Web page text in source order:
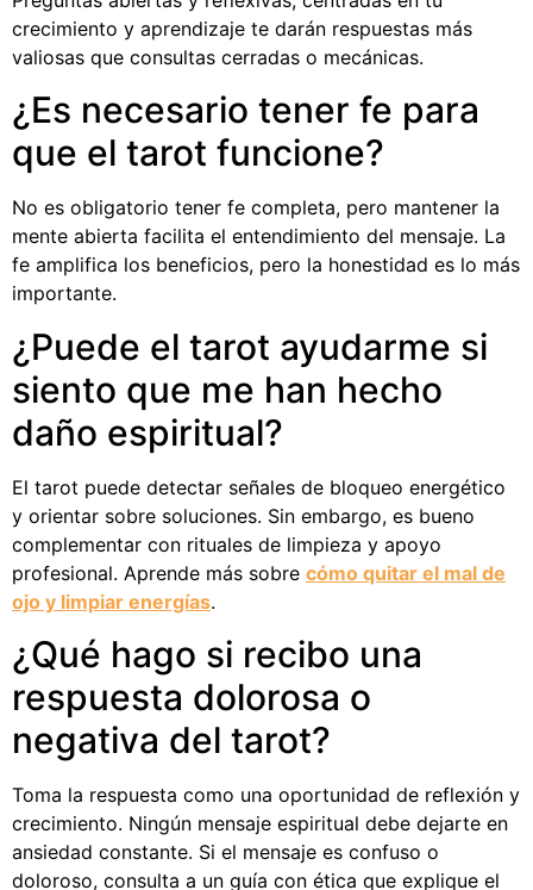
crecimiento y aprendizaje te darán respuestas más
valiosas que consultas cerradas o mecánicas.
¿Es necesario tener fe para
que el tarot funcione?
No es obligatorio tener fe completa, pero mantener la
mente abierta facilita el entendimiento del mensaje. La
fe amplifica los beneficios, pero la honestidad es lo más
importante.
¿Puede el tarot ayudarme si
siento que me han hecho
daño espiritual?
El tarot puede detectar señales de bloqueo energético
y orientar sobre soluciones. Sin embargo, es bueno
complementar con rituales de limpieza y apoyo
profesional. Aprende más sobre cómo quitar el mal de
ojo y limpiar energías.
¿Qué hago si recibo una
respuesta dolorosa o
negativa del tarot?
Toma la respuesta como una oportunidad de reflexión y
crecimiento. Ningún mensaje espiritual debe dejarte en
ansiedad constante. Si el mensaje es confuso o
doloroso, consulta a un guía con ética que explique el